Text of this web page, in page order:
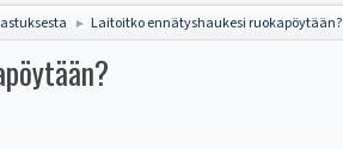
► Laitoitko ennätyshaukesi ruokapöytään?